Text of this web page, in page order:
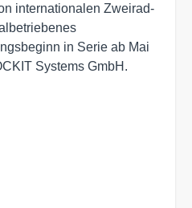
internationalen Zweirad-
in Serie ab Mai
Systems GmbH.